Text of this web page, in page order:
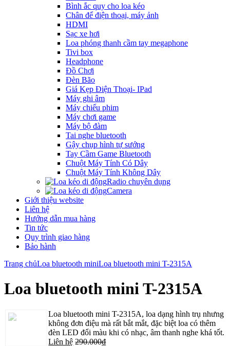
Bình ắc quy cho loa kéo
Chân để điện thoại, máy ảnh
HDMI
Sạc xe hơi
Loa phóng thanh cầm tay megaphone
Tivi box
Headphone
Đồ Chơi
Đèn Bão
Giá Kẹp Điện Thoại- IPad
Máy ghi âm
Máy chiếu phim
Máy chơi game
Máy bộ đàm
Tai nghe bluetooth
Gậy chụp hình tự sướng
Tay Cầm Game Bluetooth
Chuột Máy Tính Có Dây
Chuột Máy Tính Không Dây
Radio chuyên dụng
Camera
Giới thiệu website
Liên hệ
Hướng dẫn mua hàng
Tin tức
Quy trình giao hàng
Bảo hành
Trang chủLoa bluetooth miniLoa bluetooth mini T-2315A
Loa bluetooth mini T-2315A
Loa bluetooth mini T-2315A, loa dạng hình trụ nhưng
không đơn điệu mà rất bắt mắt, đặc biệt loa có thêm
đèn LED đổi màu khi có nhạc, âm thanh nghe khá tốt.
Liên hệ 290.000₫